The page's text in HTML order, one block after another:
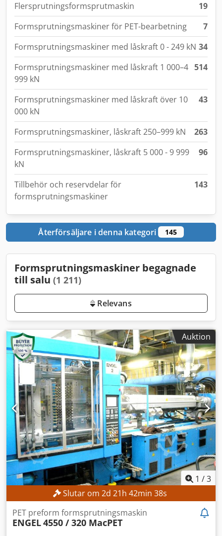
Flersprutningsformsprutmaskin
19
Formsprutningsmaskiner för PET-bearbetning
7
Formsprutningsmaskiner med låskraft 0 - 249 kN 34
Formsprutningsmaskiner med låskraft 1 000–4
999 kN
514
Formsprutningsmaskiner med låskraft över 10
000 kN
43
Formsprutningsmaskiner, låskraft 250–999 kN
263
Formsprutningsmaskiner, låskraft 5 000 - 9 999
kN
96
Tillbehör och reservdelar för
formsprutningsmaskiner
143
Återförsäljare i denna kategori 145
Formsprutningsmaskiner begagnade
till salu (1 211)
Relevans
Auktion
1 /3
Slutar om 2d 21h 42min 36s
PET preform formsprutningsmaskin
ENGEL4550 / 320 MacPET